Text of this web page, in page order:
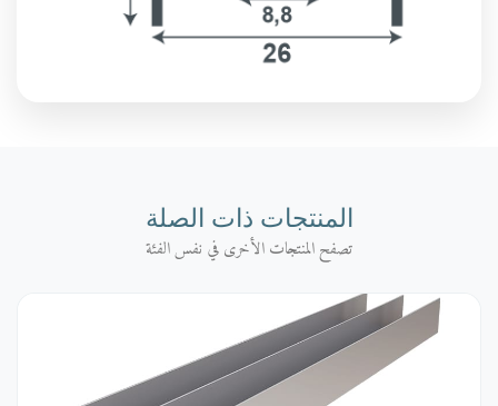
المنتجات ذات الصلة
تصفح المنتجات الأخرى في نفس الفئة